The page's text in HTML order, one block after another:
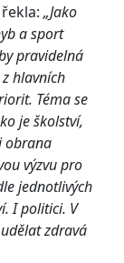
„Jako
a sport
pravidelná
hlavních
Téma se
je školství,
obrana
výzvu pro
jednotlivých
I politici. V
zdravá